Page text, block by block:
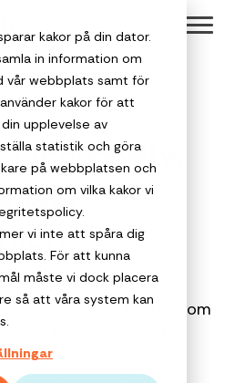
kakor på din dator.
in information om
vår webbplats samt för
kakor för att
upplevelse av
statistik och göra
på webbplatsen och
om vilka kakor vi
vi inte att spåra dig
För att kunna
måste vi dock placera
så att våra system kan
Safe Travels
Vår
trygghetstjänst
som håller koll
på både
resenären och
destinationen.
resepartner?
Vi gör det
att boka
exempel med
Vårt verktyg
Resor för
offentlig
verksamhet
Lingmerths
ramavtal med
Möten och
När du ska
minnesvärda
konferenser,
Detta är
Lingmerths
Group
kvalificerad
som gäller för dig som
närvarande på